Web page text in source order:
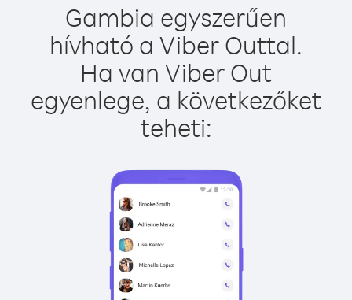
Gambia egyszerűen
hívható a Viber Outtal.
Ha van Viber Out
egyenlege, a következőket
teheti: